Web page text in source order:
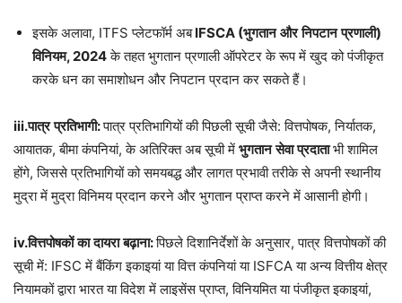
इसके अलावा, ITFS प्लेटफॉर्म अबIFSCA (भुगतान और निपटान प्रणाली)
विनियम, 2024के तहत भुगतान प्रणाली ऑपरेटर के रूप में खुद को पंजीकृत
करके धन का समाशोधन और निपटान प्रदान कर सकते हैं।
iii.पात्र प्रतिभागी:पात्र प्रतिभागियों की पिछली सूची जैसे: वित्तपोषक, निर्यातक,
आयातक, बीमा कंपनियां, के अतिरिक्त अब सूची में भुगतान सेवा प्रदाताभी शामिल
होंगे, जिससे प्रतिभागियों को समयबद्ध और लागत प्रभावी तरीके से अपनी स्थानीय
मुद्रा में मुद्रा विनिमय प्रदान करने और भुगतान प्राप्त करने में आसानी होगी।
iv.वित्तपोषकों का दायरा बढ़ाना:पिछले दिशानिर्देशों के अनुसार, पात्र वित्तपोषकों की
सूची में: IFSC में बैंकिंग इकाइयां या वित्त कंपनियां या ISFCA या अन्य वित्तीय क्षेत्र
नियामकों द्वारा भारत या विदेश में लाइसेंस प्राप्त, विनियमित या पंजीकृत इकाइयां,